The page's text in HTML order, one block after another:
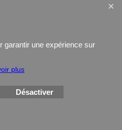
en ligne créés
le logiciel
garantir une expérience sur
plus
Désactiver